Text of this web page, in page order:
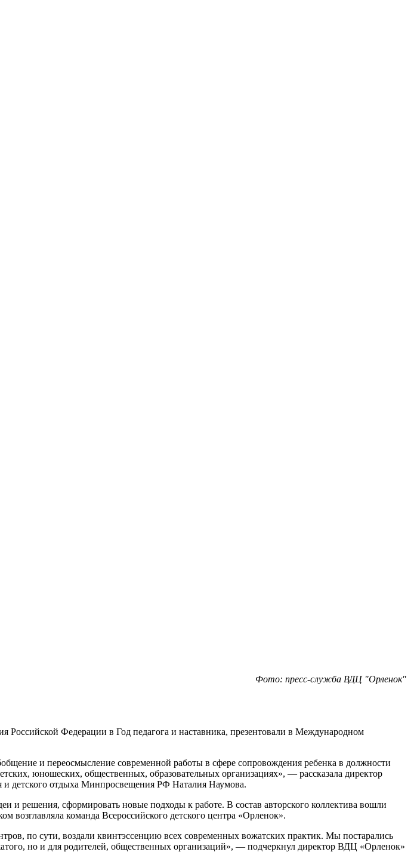
Фото: пресс-служба ВДЦ "Орленок"
Федерации в Год педагога и наставника, презентовали в Международном
и переосмысление современной работы в сфере сопровождения ребенка в должности
юношеских, общественных, образовательных организациях», — рассказала директор
и детского отдыха Минпросвещения РФ Наталия Наумова.
и решения, сформировать новые подходы к работе. В состав авторского коллектива вошли
возглавляла команда Всероссийского детского центра «Орленок».
по сути, воздали квинтэссенцию всех современных вожатских практик. Мы постарались
но и для родителей, общественных организаций», — подчеркнул директор ВДЦ «Орленок»